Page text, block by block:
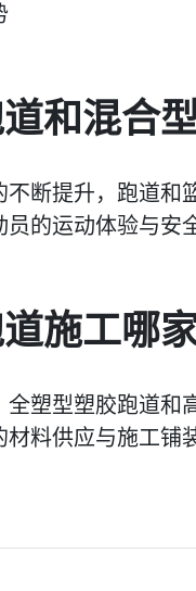
和混合
不断提升，跑道
的运动体验与安
施工哪
塑型塑胶跑道
料供应与施工铺